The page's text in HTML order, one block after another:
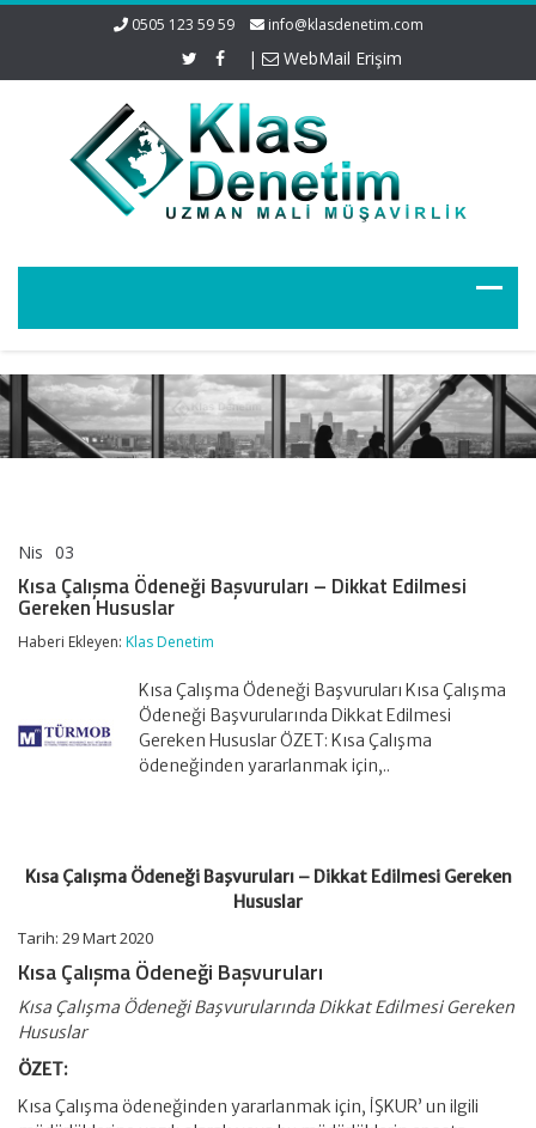
0505 123 59 59 info@klasdenetim.com
| WebMail Erişim
Nis 03
Çalışma
Ödeneği
Başvuruları
Dikkat
Gereken
Hususlar
için
Kısa Çalışma Ödeneği Başvuruları – Dikkat Edilmesi
Gereken Hususlar
Haberi Ekleyen: Klas Denetim
Kısa Çalışma Ödeneği Başvuruları Kısa Çalışma
Ödeneği Başvurularında Dikkat Edilmesi
Gereken Hususlar ÖZET: Kısa Çalışma
ödeneğinden yararlanmak için,..
Kısa Çalışma Ödeneği Başvuruları – Dikkat Edilmesi Gereken
Hususlar
Tarih: 29 Mart 2020
Kısa Çalışma Ödeneği Başvuruları
Kısa Çalışma Ödeneği Başvurularında Dikkat Edilmesi Gereken
Hususlar
ÖZET:
Kısa Çalışma ödeneğinden yararlanmak için, İŞKUR’ un ilgili